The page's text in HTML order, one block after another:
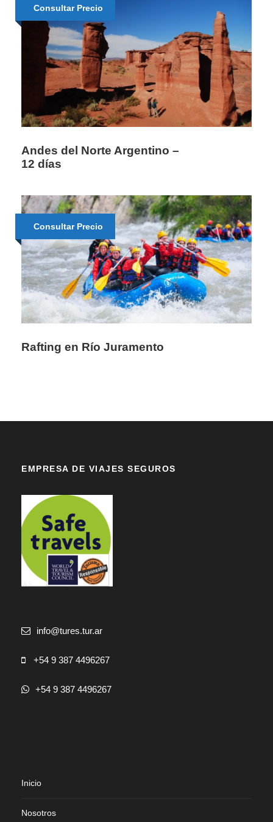
Consultar Precio
Andes del Norte Argentino –
12 días
Consultar Precio
Rafting en Río Juramento
EMPRESA DE VIAJES SEGUROS
info@tures.tur.ar
+54 9 387 4496267
+54 9 387 4496267
Inicio
Nosotros